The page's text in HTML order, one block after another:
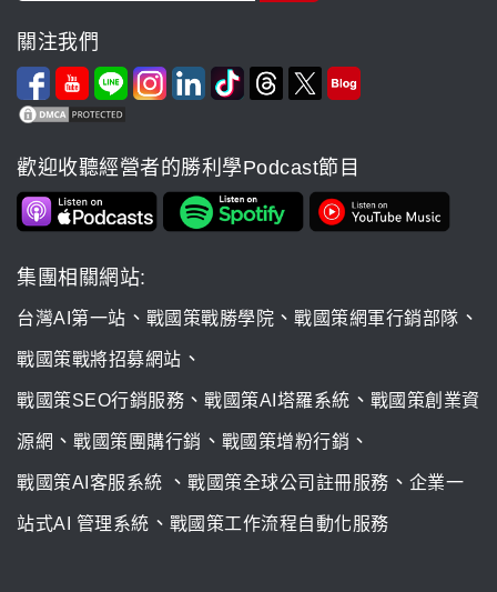
關注我們
歡迎收聽經營者的勝利學Podcast節目
集團相關網站:
台灣AI第一站 、 戰國策戰勝學院 、 戰國策網軍行銷部隊 、
戰國策戰將招募網站 、
戰國策SEO行銷服務 、 戰國策AI塔羅系統 、 戰國策創業資
源網 、 戰國策團購行銷 、 戰國策增粉行銷 、
戰國策AI客服系統 、 戰國策全球公司註冊服務 、 企業一
站式AI 管理系統 、 戰國策工作流程自動化服務